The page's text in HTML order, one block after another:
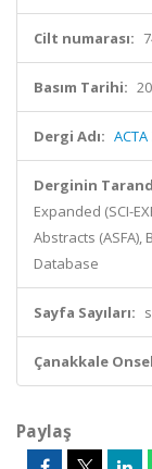
Cilt numarası:
Basım Tarihi:
Dergi Adı:
Derginin
Expanded (SCI-
Abstracts (ASFA),
Database
Sayfa Sayıları:
Çanakkale
Paylaş